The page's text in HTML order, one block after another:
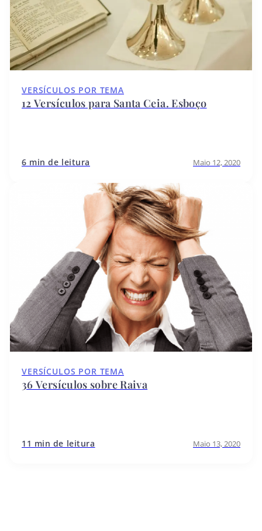
VERSÍCULOS POR TEMA
12 Versículos para Santa Ceia. Esboço
6 min de leitura Maio 12, 2020
VERSÍCULOS POR TEMA
36 Versículos sobre Raiva
11 min de leitura Maio 13, 2020